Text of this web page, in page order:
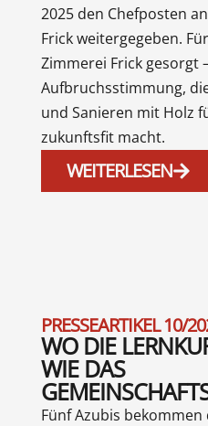
2025 den Chefposten
Frick weitergegeben.
Zimmerei Frick gesorgt
Aufbruchsstimmung,
und Sanieren mit Holz
zukunftsfit macht.
WEITERLESEN
PRESSEARTIKEL 10/
WO DIE
WIE DAS
Fünf Azubis